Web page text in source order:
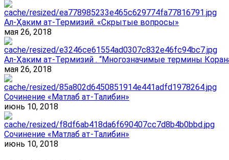
Ал-Ҳаким ат-Термизий. «Скрытые вопросы»
мая 26, 2018
Ал-Ҳаким ат-Термизий . “Многозначимые термины
мая 26, 2018
Сочинение «Матлаб ат-Талибин»
июнь 10, 2018
Сочинение «Матлаб ат-Талибин»
июнь 10, 2018